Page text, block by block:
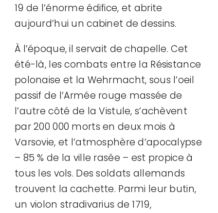
19 de l’énorme édifice, et abrite
aujourd’hui un cabinet de dessins.
À l’époque, il servait de chapelle. Cet
été-là, les combats entre la Résistance
polonaise et la Wehrmacht, sous l’oeil
passif de l’Armée rouge massée de
l’autre côté de la Vistule, s’achèvent
par 200 000 morts en deux mois à
Varsovie, et l’atmosphère d’apocalypse
– 85 % de la ville rasée – est propice à
tous les vols. Des soldats allemands
trouvent la cachette. Parmi leur butin,
un violon stradivarius de 1719,